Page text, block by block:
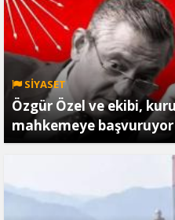
SİYASET
Özgür Özel ve ekibi,
mahkemeye başvuruyor